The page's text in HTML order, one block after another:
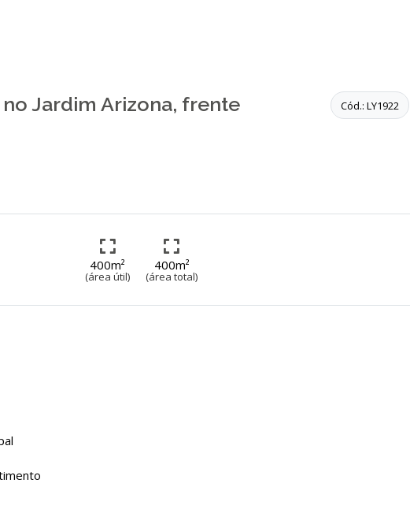
dois terrenos no Jardim Arizona, frente e fundo para avenida. - Cód. LY1922
Cód.: LY1922
Jardim Arizona, frente
400m²
(área útil)
400m²
(área total)